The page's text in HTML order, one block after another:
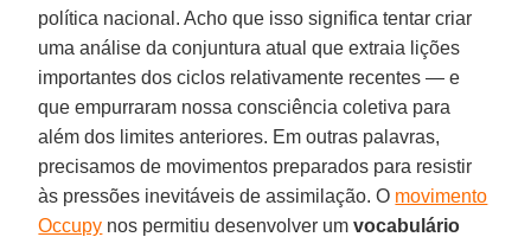
política nacional. Acho que isso significa tentar criar
uma análise da conjuntura atual que extraia lições
importantes dos ciclos relativamente recentes — e
que empurraram nossa consciência coletiva para
além dos limites anteriores. Em outras palavras,
precisamos de movimentos preparados para resistir
às pressões inevitáveis ​​de assimilação. O movimento
Occupy nos permitiu desenvolver umvocabulário